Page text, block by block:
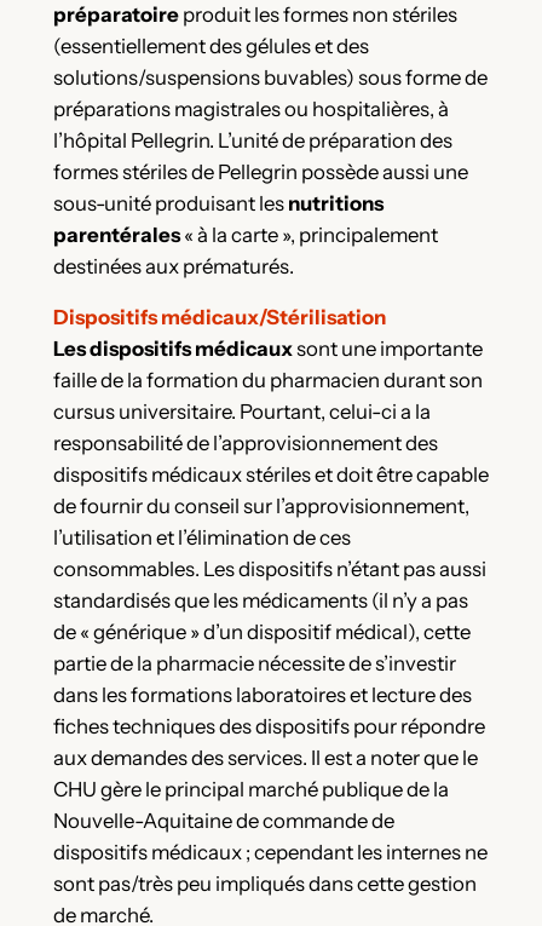
préparatoireproduit les formes non stériles
(essentiellement des gélules et des
solutions/suspensions buvables) sous forme de
préparations magistrales ou hospitalières, à
l’hôpital Pellegrin. L’unité de préparation des
formes stériles de Pellegrin possède aussi une
sous-unité produisant les nutritions
parentérales« à la carte », principalement
destinées aux prématurés.
Dispositifs médicaux/Stérilisation
Les dispositifs médicauxsont une importante
faille de la formation du pharmacien durant son
cursus universitaire. Pourtant, celui-ci a la
responsabilité de l’approvisionnement des
dispositifs médicaux stériles et doit être capable
de fournir du conseil sur l’approvisionnement,
l’utilisation et l’élimination de ces
consommables. Les dispositifs n’étant pas aussi
standardisés que les médicaments (il n’y a pas
de « générique » d’un dispositif médical), cette
partie de la pharmacie nécessite de s’investir
dans les formations laboratoires et lecture des
fiches techniques des dispositifs pour répondre
aux demandes des services. Il est a noter que le
CHU gère le principal marché publique de la
Nouvelle-Aquitaine de commande de
dispositifs médicaux ; cependant les internes ne
sont pas/très peu impliqués dans cette gestion
de marché.